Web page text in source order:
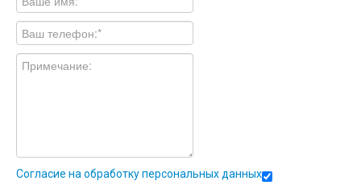
Согласие на обработку персональных данных